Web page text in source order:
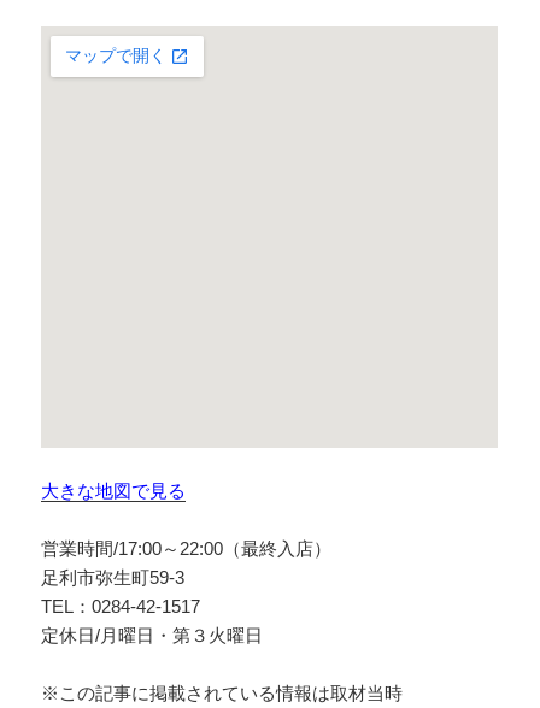
大きな地図で見る
営業時間/17:00～22:00（最終入店）
足利市弥生町59-3
TEL：0284-42-1517
定休日/月曜日・第３火曜日
※この記事に掲載されている情報は取材当時